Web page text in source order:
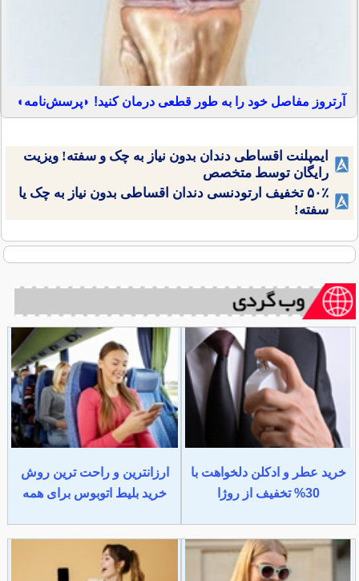
آرتروز مفاصل خود را به طور قطعی درمان کنید! ◗پرسش‌نامه◖
ایمپلنت اقساطی دندان بدون نیاز به چک و سفته! ویزیت
رایگان توسط متخصص
۵۰٪ تخفیف ارتودنسی دندان اقساطی بدون نیاز به چک یا
سفته!
خرید عطر و ادکلن دلخواهت با
30% تخفیف از روژا
ارزانترین و راحت ترین روش
خرید بلیط اتوبوس برای همه